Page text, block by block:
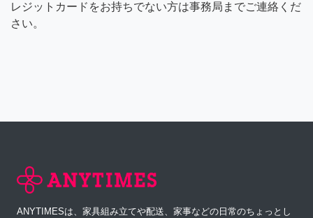
レジットカードをお持ちでない方は事務局までご連絡くだ
さい。
ANYTIMESは、家具組み立てや配送、家事などの日常のちょっとし